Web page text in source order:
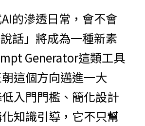
的滲透日常，會不會
話」將成為一種新素
Generator這類工具
這個方向邁進一大
入門門檻、簡化設計
知識引導，它不只幫